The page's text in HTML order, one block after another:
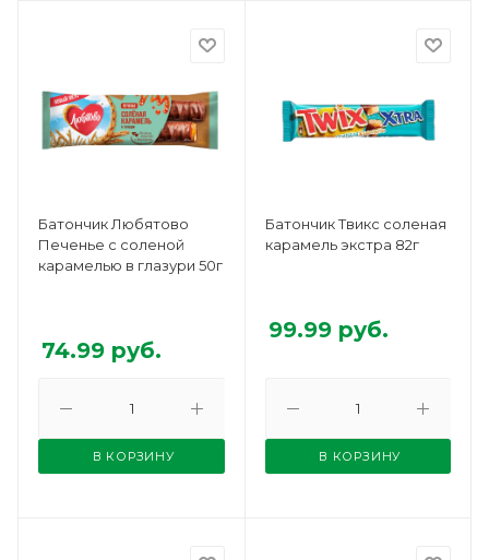
Батончик Любятово
Печенье с соленой
карамелью в глазури 50г
74.99 руб.
В КОРЗИНУ
Батончик Твикс соленая
карамель экстра 82г
99.99руб.
В КОРЗИНУ